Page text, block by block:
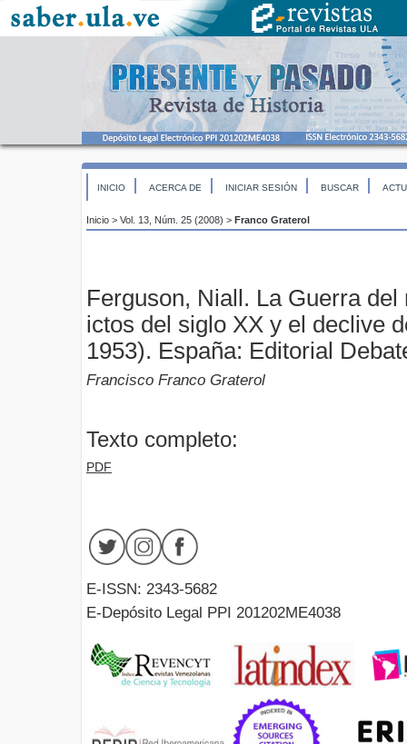
INICIO ACERCA DE INICIAR SESIÓN BUSCAR
Inicio > Vol. 13, Núm. 25 (2008) > Franco Graterol
Ferguson, Niall. La Guerra
ictos del siglo XX y el declive
1953). España: Editorial
Francisco Franco Graterol
Texto completo:
PDF
E-ISSN: 2343-5682
E-Depósito Legal PPI 201202ME4038